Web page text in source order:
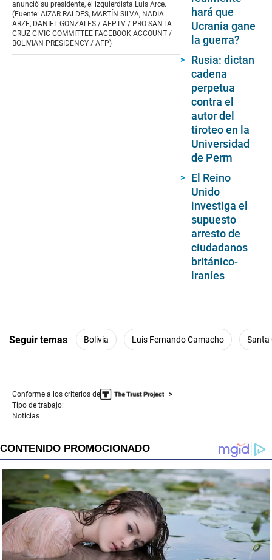
anunció su presidente, el izquierdista Luis Arce.
(Fuente: AIZAR RALDES, MARTÍN SILVA, NADIA
ARZE, DANIEL GONZALES / AFPTV / PRO SANTA
CRUZ CIVIC COMMITTEE FACEBOOK ACCOUNT /
BOLIVIAN PRESIDENCY / AFP)
hará que
Ucrania gane
la guerra?
Rusia: dictan
cadena
perpetua
contra el
autor del
tiroteo en la
Universidad
de Perm
El Reino
Unido
investiga el
supuesto
arresto de
ciudadanos
británico-
iraníes
Seguir temas Bolivia Luis Fernando Camacho Santa
Conforme a los criterios de
Tipo de trabajo:
Noticias